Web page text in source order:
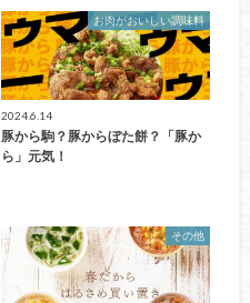
お肉がおいしい調味料
2024.6.14
豚から駒？豚からぼた餅？「豚か
ら」元気！
その他